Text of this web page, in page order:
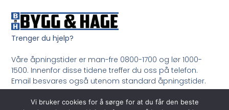
Trenger du hjelp?
Våre åpningstider er man-fre 0800-1700 og lør 1000-
1500. Innenfor disse tidene treffer du oss på telefon.
Email besvares også utenom standard åpningstider.
Ring oss på 33 99 35 50
Vi bruker cookies for å sørge for at du får den beste